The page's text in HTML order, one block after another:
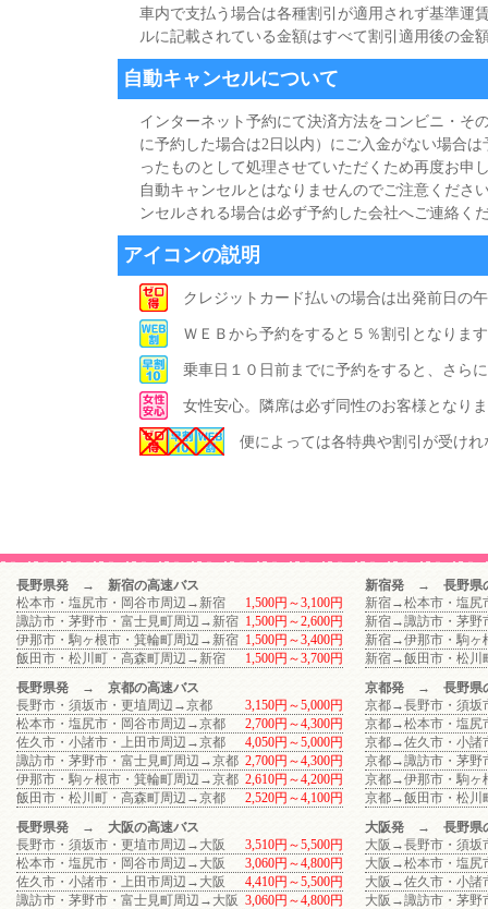
車内で支払う場合は各種割引が適用されず基準運
ルに記載されている金額はすべて割引適用後の金
自動キャンセルについて
インターネット予約にて決済方法をコンビニ・そ
に予約した場合は2日以内）にご入金がない場合
ったものとして処理させていただくため再度お申
自動キャンセルとはなりませんのでご注意くだ
ンセルされる場合は必ず予約した会社へご連絡く
アイコンの説明
クレジットカード払いの場合は出発前日の
ＷＥＢから予約をすると５％割引となりま
乗車日１０日前までに予約をすると、さら
女性安心。隣席は必ず同性のお客様となり
便によっては各特典や割引が受けれ
長野県発 → 新宿の高速バス
松本市・塩尻市・岡谷市周辺→新宿
1,500円～3,100円
諏訪市・茅野市・富士見町周辺→新宿 1,500円～2,600円
伊那市・駒ヶ根市・箕輪町周辺→新宿 1,500円～3,400円
飯田市・松川町・高森町周辺→新宿
1,500円～3,700円
長野県発 → 京都の高速バス
長野市・須坂市・更埴周辺→京都
3,150円～5,000円
松本市・塩尻市・岡谷市周辺→京都
2,700円～4,300円
佐久市・小諸市・上田市周辺→京都
4,050円～5,000円
諏訪市・茅野市・富士見町周辺→京都 2,700円～4,300円
伊那市・駒ヶ根市・箕輪町周辺→京都 2,610円～4,200円
飯田市・松川町・高森町周辺→京都
2,520円～4,100円
長野県発 → 大阪の高速バス
長野市・須坂市・更埴市周辺→大阪
3,510円～5,500円
松本市・塩尻市・岡谷市周辺→大阪
3,060円～4,800円
佐久市・小諸市・上田市周辺→大阪
4,410円～5,500円
諏訪市・茅野市・富士見町周辺→大阪 3,060円～4,800円
新宿発 → 長野県
新宿→松本市・塩尻
新宿→諏訪市・茅野
新宿→伊那市・駒ヶ
新宿→飯田市・松川
京都発 → 長野県
京都→長野市・須坂
京都→松本市・塩尻
京都→佐久市・小諸
京都→諏訪市・茅野
京都→伊那市・駒ヶ
京都→飯田市・松川
大阪発 → 長野県
大阪→長野市・須坂
大阪→松本市・塩尻
大阪→佐久市・小諸
大阪→諏訪市・茅野